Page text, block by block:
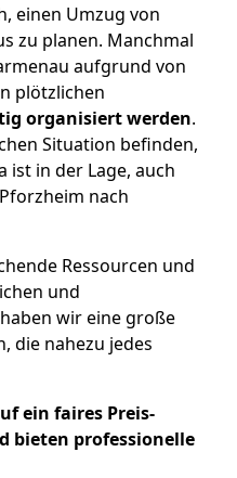
einen Umzug von
zu planen. Manchmal
aufgrund von
plötzlichen
organisiert werden.
Situation befinden,
ist in der Lage, auch
nach
Ressourcen und
und
haben wir eine große
die nahezu jedes
ein faires Preis-
bieten professionelle